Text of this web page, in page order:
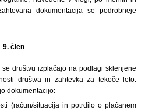
dokumentacija se podrobneje
9. člen
društvu izplačajo na podlagi sklenjene
društva in zahtevka za tekoče leto.
dokumentacijo:
(račun/situacija in potrdilo o plačanem